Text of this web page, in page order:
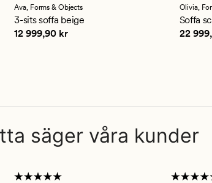
ett
genomsnittligt
betyg
på
Ava, Forms & Objects
3-sits soffa beige
Pris 12 999,90 kr
12 999,90 kr
ett
på
Olivia,
Soffa
Pris 22
22
säger våra kunder